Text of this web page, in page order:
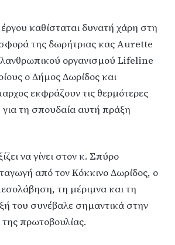
καθίσταται δυνατή χάρη στη
της δωρήτριας κας Aurette
οργανισμού Lifeline
ο Δήμος Δωρίδος και
εκφράζουν τις θερμότερες
για τη σπουδαία αυτή πράξη
να γίνει στον κ. Σπύρο
από τον Κόκκινο Δωρίδος, ο
τη μέριμνα και τη
του συνέβαλε σημαντικά στην
πρωτοβουλίας.